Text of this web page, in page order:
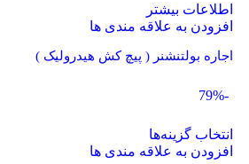
اطلاعات بیشتر
افزودن به علاقه مندی ها
اجاره بولتنشنر ( پیچ کش هیدرولیک )
-79%
انتخاب گزینه‌ها
افزودن به علاقه مندی ها